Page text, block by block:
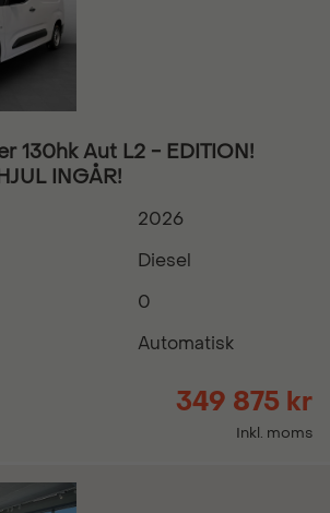
130hk Aut L2 - EDITION!
INGÅR!
2026
Diesel
0
Automatisk
349 875 kr
Inkl. moms